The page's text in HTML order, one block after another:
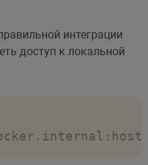
интеграции
доступ к локальной